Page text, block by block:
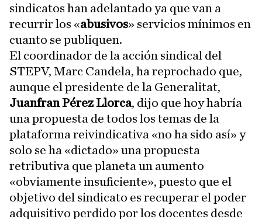
sindicatos han adelantado ya que van a
recurrir los «abusivos» servicios mínimos en
cuanto se publiquen.
El coordinador de la acción sindical del
STEPV, Marc Candela, ha reprochado que,
aunque el presidente de la Generalitat,
Juanfran Pérez Llorca, dijo que hoy habría
una propuesta de todos los temas de la
plataforma reivindicativa «no ha sido así» y
solo se ha «dictado» una propuesta
retributiva que planeta un aumento
«obviamente insuficiente», puesto que el
objetivo del sindicato es recuperar el poder
adquisitivo perdido por los docentes desde